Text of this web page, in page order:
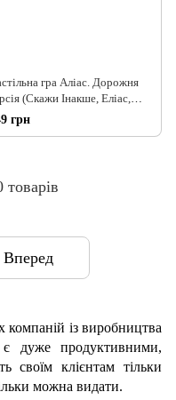
компаній із виробництва
є дуже продуктивними,
своїм клієнтам тільки
можна видати.
гра Аліас. Дорожня
(Скажи Інакше, Еліас,
компактний, Alias travel)
грн
Вперед